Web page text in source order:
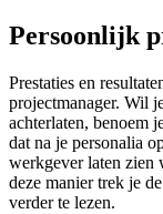
Persoonlijk
Prestaties en
projectmanager. Wil
achterlaten, benoem
dat na je personalia
werkgever laten zien
deze manier trek je
verder te lezen.